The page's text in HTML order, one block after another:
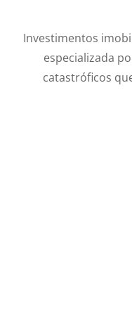
Investimentos
especializada
catastróficos